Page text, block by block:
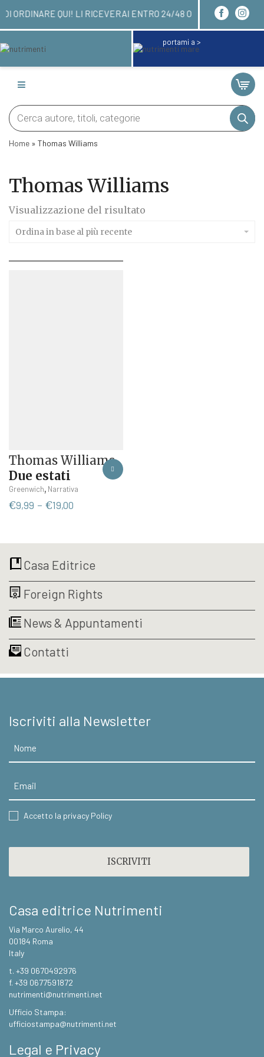
LI PUOI ORDINARE QUI! LI RICEVERAI ENTRO
portami a >
Products
search
Home » Thomas Williams
Thomas Williams
Visualizzazione del risultato
Ordina in base al più recente
Thomas Williams
Due estati
Greenwich, Narrativa
opzioni
possono
essere
pagina
€9,99 - €19,00
da
a
€19,00
Casa Editrice
Foreign Rights
News & Appuntamenti
Contatti
Iscriviti alla Newsletter
CONSENT
Accetto la privacy Policy
Casa editrice Nutrimenti
Via Marco Aurelio, 44
00184 Roma
Italy
t. +39 0670492976
f. +39 0677591872
nutrimenti@nutrimenti.net
Ufficio Stampa:
ufficiostampa@nutrimenti.net
Legal e Privacy